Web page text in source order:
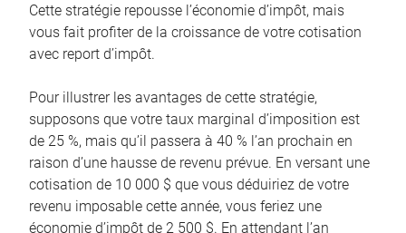
Cette stratégie repousse l’économie d’impôt, mais
vous fait profiter de la croissance de votre cotisation
avec report d’impôt.
Pour illustrer les avantages de cette stratégie,
supposons que votre taux marginal d’imposition est
de 25 %, mais qu’il passera à 40 % l’an prochain en
raison d’une hausse de revenu prévue. En versant une
cotisation de 10 000 $ que vous déduiriez de votre
revenu imposable cette année, vous feriez une
économie d’impôt de 2 500 $. En attendant l’an